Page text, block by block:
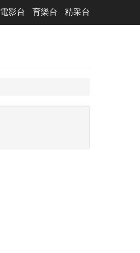
電影台 育樂台 精采台